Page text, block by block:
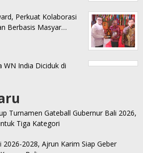
Perkuat Kolaborasi
Berbasis Masyar…
WN India Diciduk di
Turnamen Gateball Gubernur Bali 2026,
Tiga Kategori
2026-2028, Ajrun Karim Siap Geber